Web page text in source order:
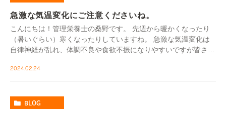
急激な気温変化にご注意くださいね。
こんにちは！管理栄養士の桑野です。 先週から暖かくなったり
（暑いぐらい）寒くなったりしていますね。 急激な気温変化は
自律神経が乱れ、体調不良や食欲不振になりやすいですが皆さん
2024.02.24
BLOG